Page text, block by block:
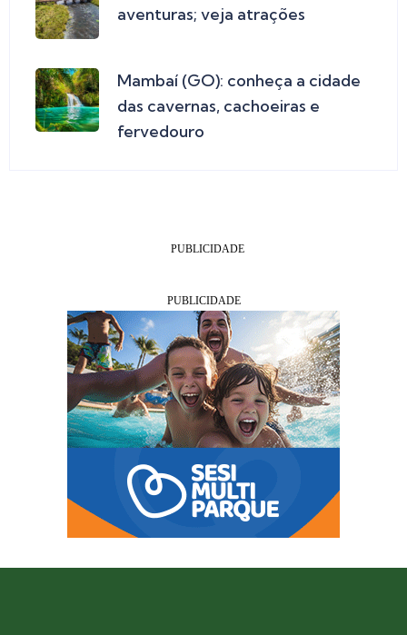
aventuras; veja atrações
Mambaí (GO): conheça a cidade
das cavernas, cachoeiras e
fervedouro